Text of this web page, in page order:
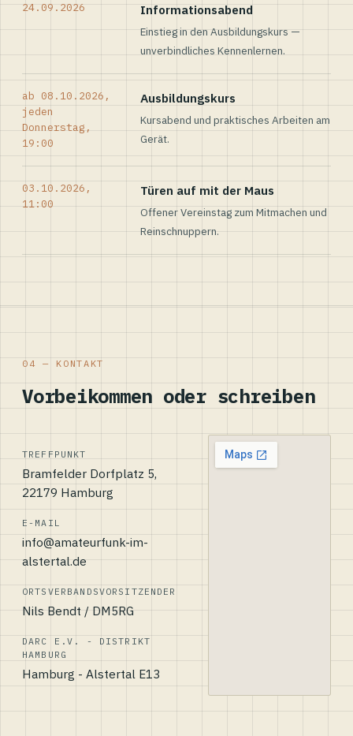
24.09.2026 Informationsabend
Einstieg in den Ausbildungskurs —
unverbindliches Kennenlernen.
ab 08.10.2026,
jeden
Donnerstag,
19:00
Ausbildungskurs
Kursabend und praktisches Arbeiten am
Gerät.
03.10.2026,
11:00
Türen auf mit der Maus
Offener Vereinstag zum Mitmachen und
Reinschnuppern.
04 — KONTAKT
Vorbeikommen oder schreiben
TREFFPUNKT
Bramfelder Dorfplatz 5,
22179 Hamburg
E-MAIL
info@amateurfunk-im-
alstertal.de
ORTSVERBANDSVORSITZENDER
Nils Bendt / DM5RG
DARC E.V. - DISTRIKT
HAMBURG
Hamburg - Alstertal E13